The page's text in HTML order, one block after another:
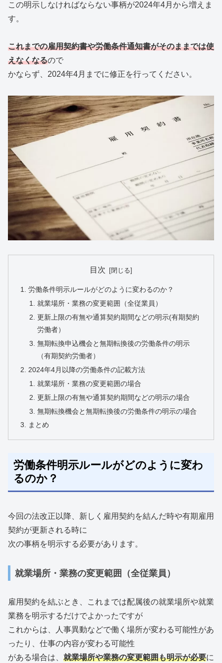
この明示しなければならない事柄が2024年4月から増えま
す。
これまでの雇用契約書や労働条件通知書がそのままでは使
えなくなるので
かならず、2024年4月までに修正を行ってください。
目次
労働条件明示ルールがどのように変わるのか？
就業場所・業務の変更範囲（全従業員）
更新上限の有無や通算契約期間などの明示(有期契約
労働者）
無期転換申込機会と無期転換後の労働条件の明示
（有期契約労働者）
2024年4月以降の労働条件の記載方法
就業場所・業務の変更範囲の場合
更新上限の有無や通算契約期間などの明示の場合
無期転換機会と無期転換後の労働条件の明示の場合
まとめ
労働条件明示ルールがどのように変わ
るのか？
今回の法改正以降、新しく雇用契約を結んだ時や有期雇用
契約が更新される時に
次の事柄を明示する必要があります。
就業場所・業務の変更範囲（全従業員）
雇用契約を結ぶとき、これまでは配属後の就業場所や就業
業務を明示するだけでよかったですが
これからは、人事異動などで働く場所が変わる可能性があ
ったり、仕事の内容が変わる可能性
がある場合は、 就業場所や業務の変更範囲も明示が必要に